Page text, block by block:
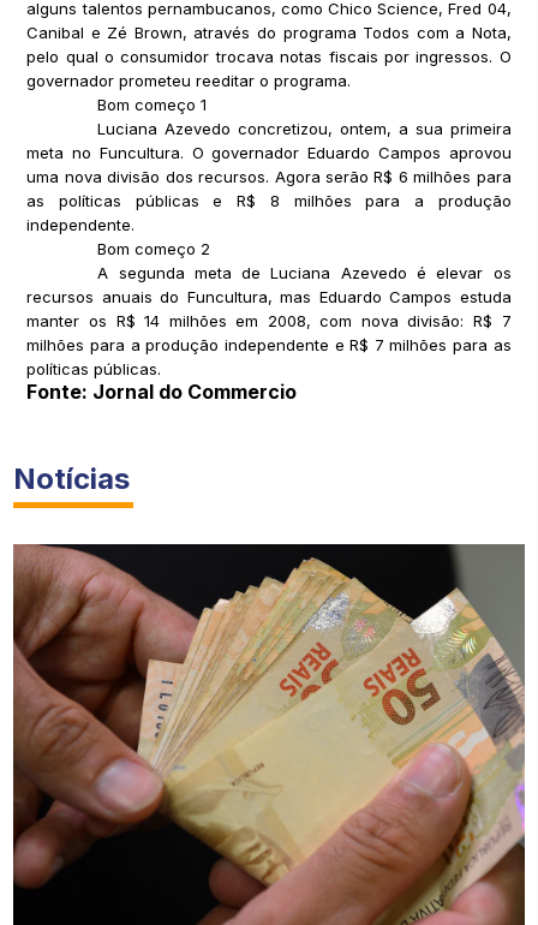
alguns talentos pernambucanos, como Chico Science, Fred 04,
Canibal e Zé Brown, através do programa Todos com a Nota,
pelo qual o consumidor trocava notas fiscais por ingressos. O
governador prometeu reeditar o programa.
Bom começo 1
Luciana Azevedo concretizou, ontem, a sua primeira
meta no Funcultura. O governador Eduardo Campos aprovou
uma nova divisão dos recursos. Agora serão R$ 6 milhões para
as políticas públicas e R$ 8 milhões para a produção
independente.
Bom começo 2
A segunda meta de Luciana Azevedo é elevar os
recursos anuais do Funcultura, mas Eduardo Campos estuda
manter os R$ 14 milhões em 2008, com nova divisão: R$ 7
milhões para a produção independente e R$ 7 milhões para as
políticas públicas.
Fonte: Jornal do Commercio
Notícias